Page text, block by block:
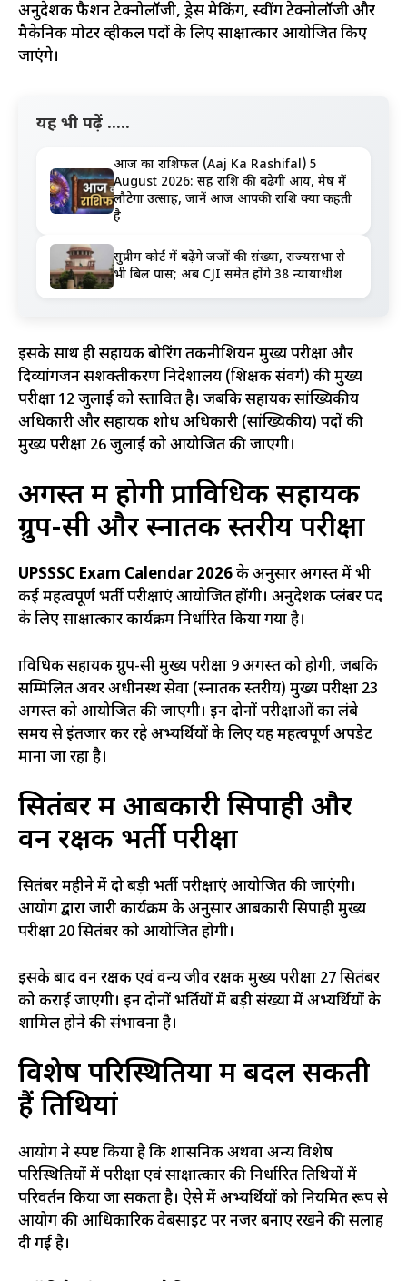
अनुदेशक फैशन टेक्नोलॉजी, ड्रेस मेकिंग, स्वींग टेक्नोलॉजी और
मैकेनिक मोटर व्हीकल पदों के लिए साक्षात्कार आयोजित किए
जाएंगे।
यह भी पढ़ें .....
आज का राशिफल (Aaj Ka Rashifal) 5
August 2026: सिंह राशि की बढ़ेगी आय, मेष में
लौटेगा उत्साह, जानें आज आपकी राशि क्या कहती
है
सुप्रीम कोर्ट में बढ़ेंगे जजों की संख्या, राज्यसभा से
भी बिल पास; अब CJI समेत होंगे 38 न्यायाधीश
इसके साथ ही सहायक बोरिंग तकनीशियन मुख्य परीक्षा और
दिव्यांगजन सशक्तीकरण निदेशालय (शिक्षक संवर्ग) की मुख्य
परीक्षा 12 जुलाई को प्रस्तावित है। जबकि सहायक सांख्यिकीय
अधिकारी और सहायक शोध अधिकारी (सांख्यिकीय) पदों की
मुख्य परीक्षा 26 जुलाई को आयोजित की जाएगी।
अगस्त में होगी प्राविधिक सहायक
ग्रुप-सी और स्नातक स्तरीय परीक्षा
UPSSSC Exam Calendar 2026के अनुसार अगस्त में भी
कई महत्वपूर्ण भर्ती परीक्षाएं आयोजित होंगी। अनुदेशक प्लंबर पद
के लिए साक्षात्कार कार्यक्रम निर्धारित किया गया है।
प्राविधिक सहायक ग्रुप-सी मुख्य परीक्षा 9 अगस्त को होगी, जबकि
सम्मिलित अवर अधीनस्थ सेवा (स्नातक स्तरीय) मुख्य परीक्षा 23
अगस्त को आयोजित की जाएगी। इन दोनों परीक्षाओं का लंबे
समय से इंतजार कर रहे अभ्यर्थियों के लिए यह महत्वपूर्ण अपडेट
माना जा रहा है।
सितंबर में आबकारी सिपाही और
वन रक्षक भर्ती परीक्षा
सितंबर महीने में दो बड़ी भर्ती परीक्षाएं आयोजित की जाएंगी।
आयोग द्वारा जारी कार्यक्रम के अनुसार आबकारी सिपाही मुख्य
परीक्षा 20 सितंबर को आयोजित होगी।
इसके बाद वन रक्षक एवं वन्य जीव रक्षक मुख्य परीक्षा 27 सितंबर
को कराई जाएगी। इन दोनों भर्तियों में बड़ी संख्या में अभ्यर्थियों के
शामिल होने की संभावना है।
विशेष परिस्थितियों में बदल सकती
हैं तिथियां
आयोग ने स्पष्ट किया है कि प्रशासनिक अथवा अन्य विशेष
परिस्थितियों में परीक्षा एवं साक्षात्कार की निर्धारित तिथियों में
परिवर्तन किया जा सकता है। ऐसे में अभ्यर्थियों को नियमित रूप से
आयोग की आधिकारिक वेबसाइट पर नजर बनाए रखने की सलाह
दी गई है।